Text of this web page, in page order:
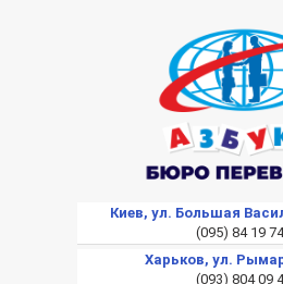
Киев, ул. Большая
(095) 84 19
Харьков, ул.
(093) 804 09